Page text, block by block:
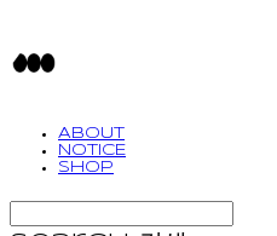
ABOUT
NOTICE
SHOP